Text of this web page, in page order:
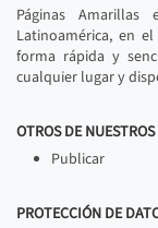
Páginas
Latinoamérica, en
forma rápida y
cualquier lugar y
OTROS DE
Publicar
PROTECCIÓN DE